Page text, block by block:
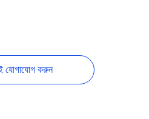
যোগাযোগ করুন